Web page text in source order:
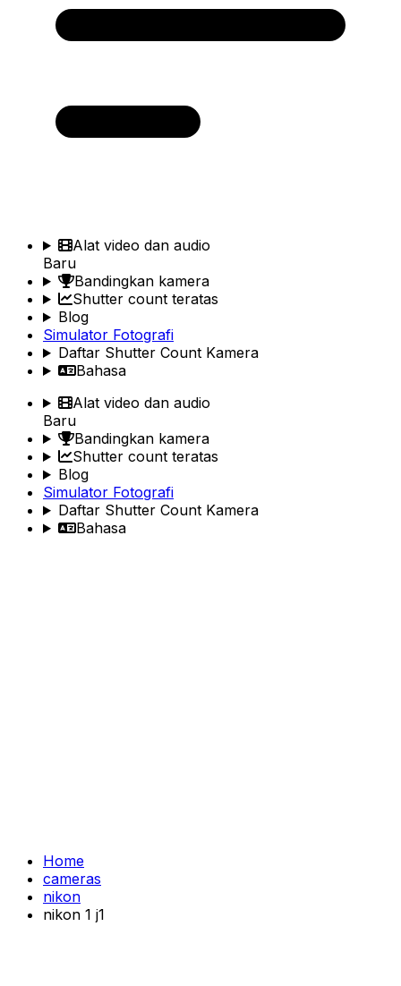
Alat video dan audio
Baru
Bandingkan kamera
Shutter count teratas
Blog
Simulator Fotografi
Daftar Shutter Count Kamera
Bahasa
Alat video dan audio
Baru
Bandingkan kamera
Shutter count teratas
Blog
Simulator Fotografi
Daftar Shutter Count Kamera
Bahasa
Home
cameras
nikon
nikon 1 j1